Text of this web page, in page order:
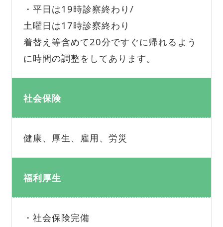
・平日は19時診察終わり/
土曜日は17時診察終わり
着替え等含めて20分ですぐに帰れるよう
に時間の調整をしてあります。
社会保険
健康、厚生、雇用、労災
福利厚生
・社会保険完備